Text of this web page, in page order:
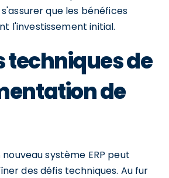
que les bénéfices
l'investissement initial.
techniques de
de
nouveau système ERP peut
des défis techniques. Au fur